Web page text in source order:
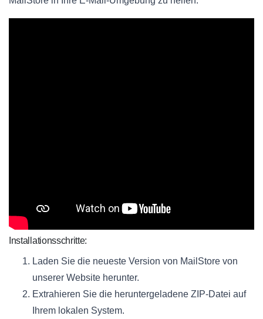
Installationsschritte:
Laden Sie die neueste Version von MailStore von
unserer Website herunter.
Extrahieren Sie die heruntergeladene ZIP-Datei auf
Ihrem lokalen System.